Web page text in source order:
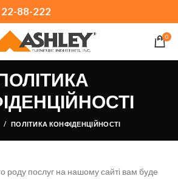
22-88-222
0
ПОЛІТИКА КОНФІДЕНЦІЙНОСТІ
роду послуг на нашому сайті вам буде